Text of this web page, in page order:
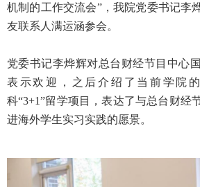
机制的工作交流会”，我院党委书记李
友联系人满运涵参会。
党委书记李烨辉对总台财经节目中心
表示欢迎，之后介绍了当前学院
科“3+1”留学项目，表达了与总台财经
进海外学生实习实践的愿景。